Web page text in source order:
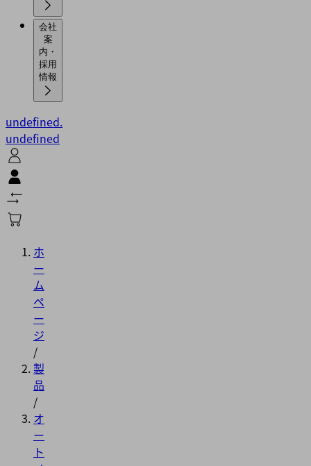
会社
案
内・
採用
情報
undefined.
undefined
ホ
ー
ム
ペ
ー
ジ
/
製
品
/
オ
ー
ト